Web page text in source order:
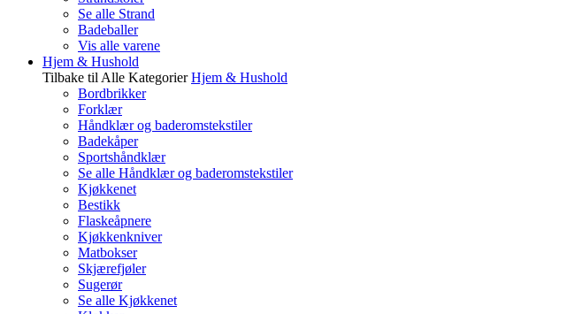
Se alle Strand
Badeballer
Vis alle varene
Hjem & Hushold
Tilbake til Alle Kategorier Hjem & Hushold
Bordbrikker
Forklær
Håndklær og baderomstekstiler
Badekåper
Sportshåndklær
Se alle Håndklær og baderomstekstiler
Kjøkkenet
Bestikk
Flaskeåpnere
Kjøkkenkniver
Matbokser
Skjærefjøler
Sugerør
Se alle Kjøkkenet